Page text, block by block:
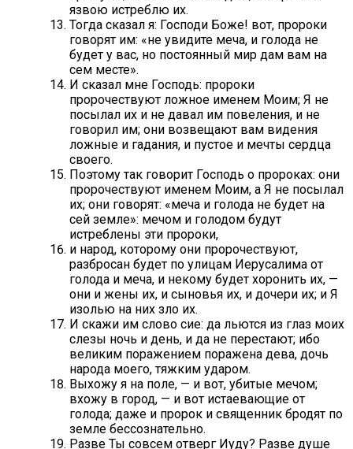
язвою истреблю их.
Тогда сказал я: Господи Боже! вот, пророки
говорят им: «не увидите меча, и голода не
будет у вас, но постоянный мир дам вам на
сем месте».
И сказал мне Господь: пророки
пророчествуют ложное именем Моим; Я не
посылал их и не давал им повеления, и не
говорил им; они возвещают вам видения
ложные и гадания, и пустое и мечты сердца
своего.
Поэтому так говорит Господь о пророках: они
пророчествуют именем Моим, а Я не посылал
их; они говорят: «меча и голода не будет на
сей земле»: мечом и голодом будут
истреблены эти пророки,
и народ, которому они пророчествуют,
разбросан будет по улицам Иерусалима от
голода и меча, и некому будет хоронить их, —
они и жены их, и сыновья их, и дочери их; и Я
изолью на них зло их.
И скажи им слово сие: да льются из глаз моих
слезы ночь и день, и да не перестают; ибо
великим поражением поражена дева, дочь
народа моего, тяжким ударом.
Выхожу я на поле, — и вот, убитые мечом;
вхожу в город, — и вот истаевающие от
голода; даже и пророк и священник бродят по
земле бессознательно.
Разве Ты совсем отверг Иуду? Разве душе